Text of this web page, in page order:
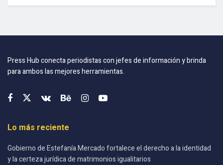
Press Hub conecta periodistas con jefes de información y brinda
para ambos las mejores herramientas.
Lo más reciente
Gobierno de Estefanía Mercado fortalece el derecho a la identidad
y la certeza jurídica de matrimonios igualitarios